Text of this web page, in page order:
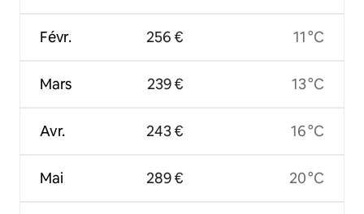
Févr.
Mars
Avr.
Mai
256 €
239 €
243 €
289 €
11 °C
13 °C
16 °C
20 °C